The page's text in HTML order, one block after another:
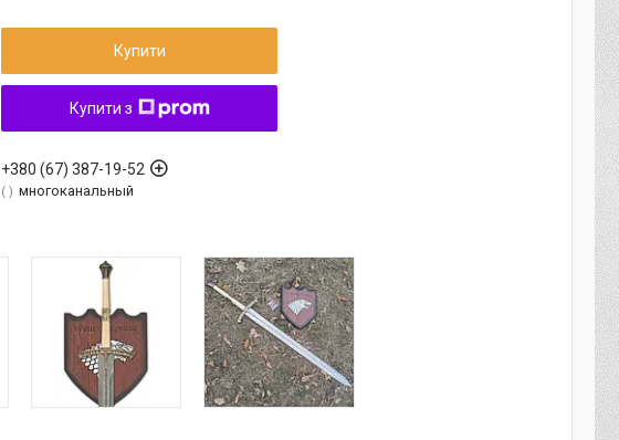
Купити
Купити з
+380 (67) 387-19-52
многоканальный